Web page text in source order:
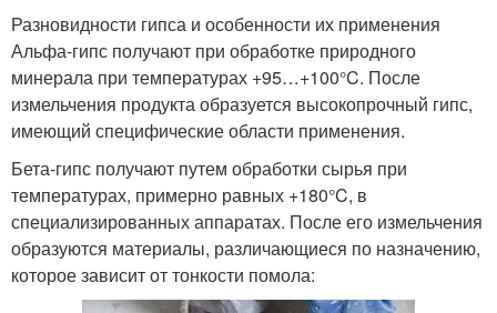
Разновидности гипса и особенности их применения
Альфа-гипс получают при обработке природного
минерала при температурах +95…+100°C. После
измельчения продукта образуется высокопрочный гипс,
имеющий специфические области применения.
Бета-гипс получают путем обработки сырья при
температурах, примерно равных +180°C, в
специализированных аппаратах. После его измельчения
образуются материалы, различающиеся по назначению,
которое зависит от тонкости помола: